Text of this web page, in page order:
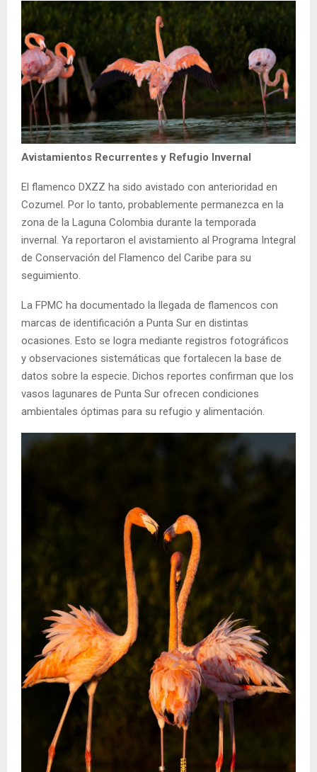
Avistamientos Recurrentes y Refugio Invernal
El flamenco DXZZ ha sido avistado con anterioridad en
Cozumel. Por lo tanto, probablemente permanezca en la
zona de la Laguna Colombia durante la temporada
invernal. Ya reportaron el avistamiento al Programa Integral
de Conservación del Flamenco del Caribe para su
seguimiento.
La FPMC ha documentado la llegada de flamencos con
marcas de identificación a Punta Sur en distintas
ocasiones. Esto se logra mediante registros fotográficos
y observaciones sistemáticas que fortalecen la base de
datos sobre la especie. Dichos reportes confirman que los
vasos lagunares de Punta Sur ofrecen condiciones
ambientales óptimas para su refugio y alimentación.